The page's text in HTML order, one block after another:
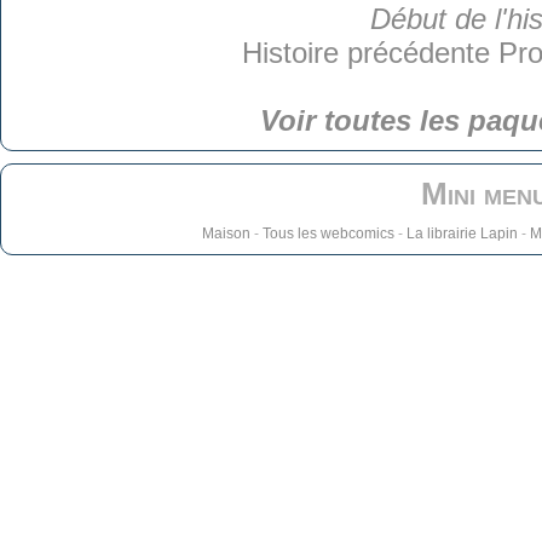
Début de
Histoire précédente
Voir toutes les
Mini
Maison - Tous les webcomics- La librairie Lapin -